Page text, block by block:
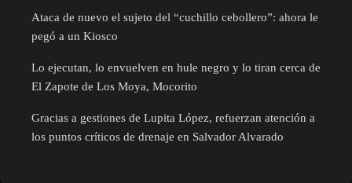
Ataca de nuevo el sujeto del “cuchillo cebollero”: ahora le
pegó a un Kiosco
Lo ejecutan, lo envuelven en hule negro y lo tiran cerca de
El Zapote de Los Moya, Mocorito
Gracias a gestiones de Lupita López, refuerzan atención a
los puntos críticos de drenaje en Salvador Alvarado